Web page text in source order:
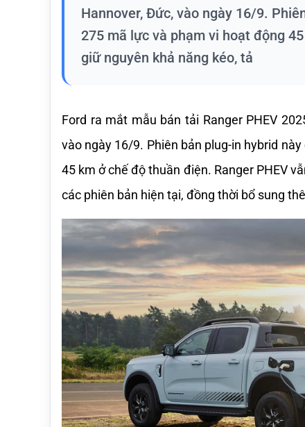
Hannover, Đức, vào ngày 16/9.
275 mã lực và phạm vi hoạt động
giữ nguyên khả năng kéo, tả
Ford ra mắt mẫu bán tải Ranger PHEV
vào ngày 16/9. Phiên bản plug-in hybrid
45 km ở chế độ thuần điện. Ranger PHEV
các phiên bản hiện tại, đồng thời bổ sung